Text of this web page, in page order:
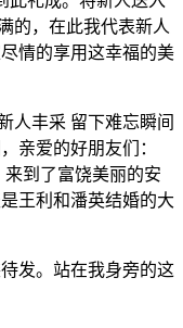
的，在此我代表新人
情的享用这幸福的美
人丰采 留下难忘瞬间
亲爱的好朋友们：
到了富饶美丽的安
王利和潘英结婚的大
发。站在我身旁的这